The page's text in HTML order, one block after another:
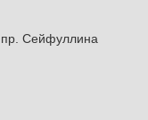
пр. Сейфуллина